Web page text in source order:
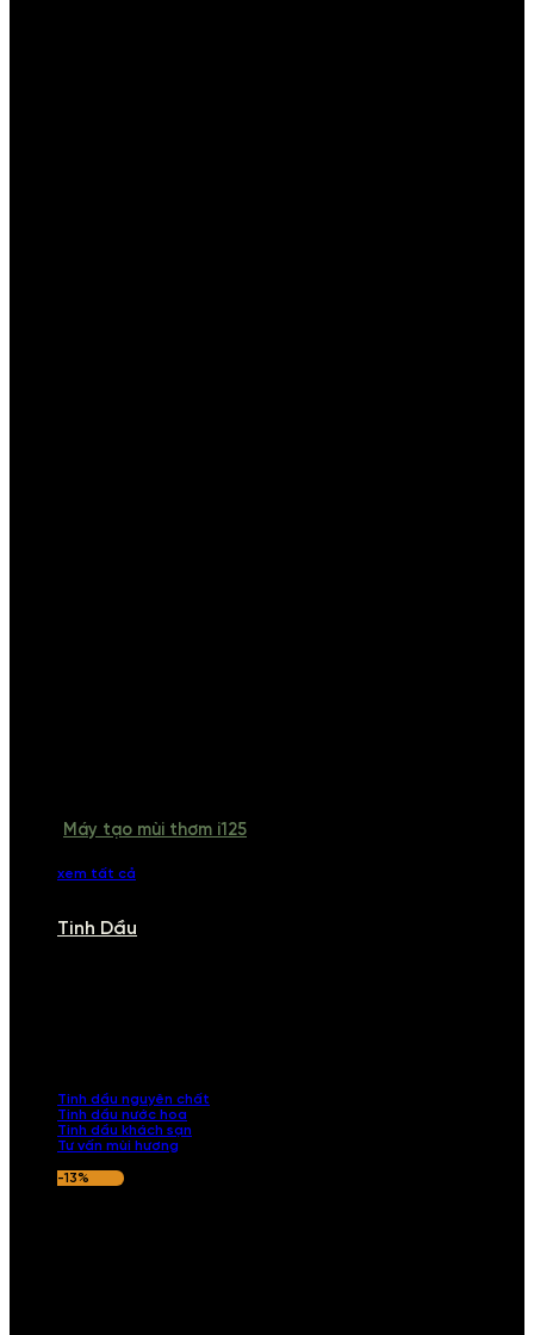
Máy tạo mùi thơm i125
xem tất cả
Tinh Dầu
Tinh dầu nguyên chất
Tinh dầu nước hoa
Tinh dầu khách sạn
Tư vấn mùi hương
-13%